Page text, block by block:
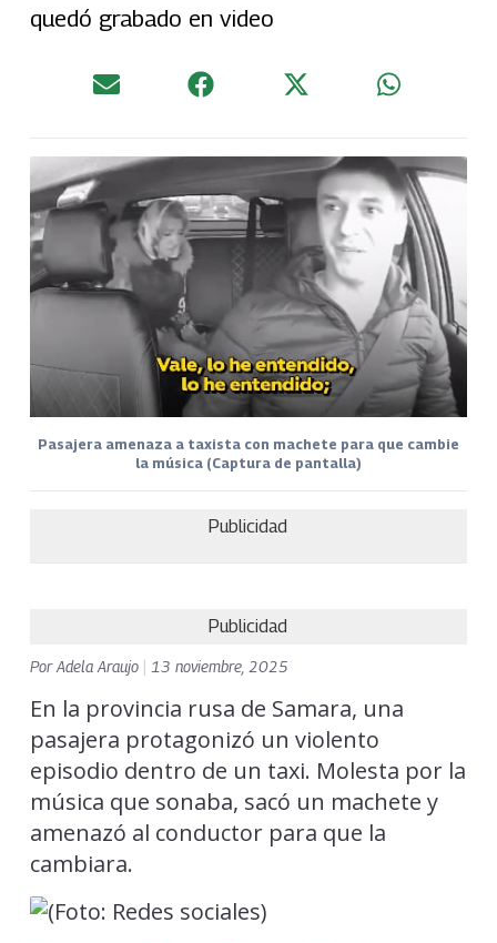
quedó grabado en video
Pasajera amenaza a taxista con machete para que cambie
la música (Captura de pantalla)
Publicidad
Publicidad
PorAdela Araujo 13 noviembre, 2025
En la provincia rusa de Samara, una
pasajera protagonizó un violento
episodio dentro de un taxi. Molesta por la
música que sonaba, sacó un machete y
amenazó al conductor para que la
cambiara.